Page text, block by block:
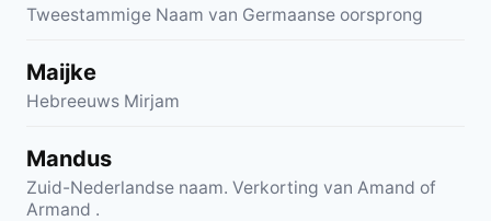
Tweestammige Naam van Germaanse oorsprong
Maijke
Hebreeuws Mirjam
Mandus
Zuid-Nederlandse naam. Verkorting van Amand of
Armand .